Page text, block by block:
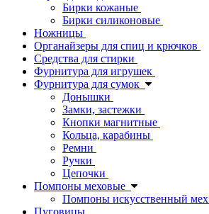
Бирки кожаные
Бирки силиконовые
Ножницы
Органайзеры для спиц и крючков
Средства для стирки
Фурнитура для игрушек
Фурнитура для сумок
Донышки
Замки, застежки
Кнопки магнитные
Кольца, карабины
Ремни
Ручки
Цепочки
Помпоны меховые
Помпоны искусственный мех
Пуговицы